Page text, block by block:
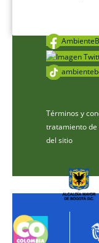
Términos y
tratamiento de
del sitio